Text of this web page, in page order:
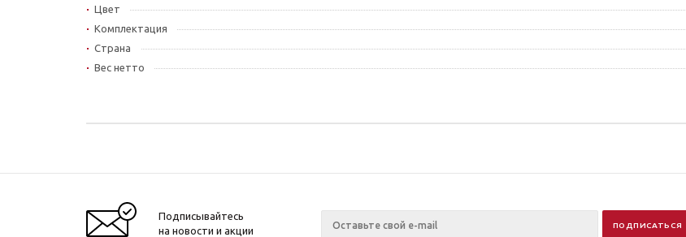
Цвет
Комплектация
Страна
Вес нетто
Подписывайтесь
на новости и акции